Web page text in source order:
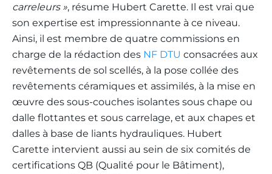
carreleurs », résume Hubert Carette. Il est vrai que
son expertise est impressionnante à ce niveau.
Ainsi, il est membre de quatre commissions en
charge de la rédaction des NF DTU consacrées aux
revêtements de sol scellés, à la pose collée des
revêtements céramiques et assimilés, à la mise en
œuvre des sous-couches isolantes sous chape ou
dalle flottantes et sous carrelage, et aux chapes et
dalles à base de liants hydrauliques. Hubert
Carette intervient aussi au sein de six comités de
certifications QB (Qualité pour le Bâtiment),